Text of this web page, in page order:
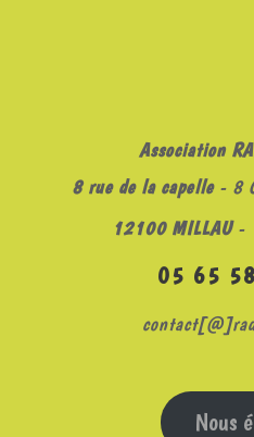
Association
8 rue de la capelle- 8
12100 MILLAU-
05 65
Nous